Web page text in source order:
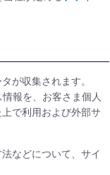
が収集されます。
報を、お客さま個人
で利用および外部サ
などについて、サイ